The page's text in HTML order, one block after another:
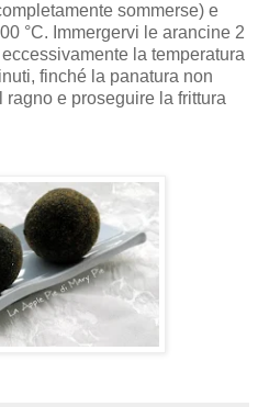
sommerse) e
°C. Immergervi le arancine 2
la temperatura
finché la panatura non
e proseguire la frittura